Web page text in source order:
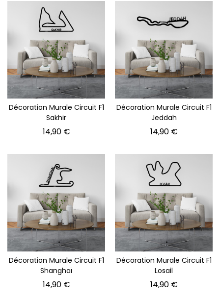
Décoration Murale Circuit F1
Sakhir
14,90 €Prix
Décoration Murale Circuit F1
Jeddah
14,90 €Prix
Décoration Murale Circuit F1
Shanghaï
14,90 €Prix
Décoration Murale Circuit F1
Losail
14,90 €Prix